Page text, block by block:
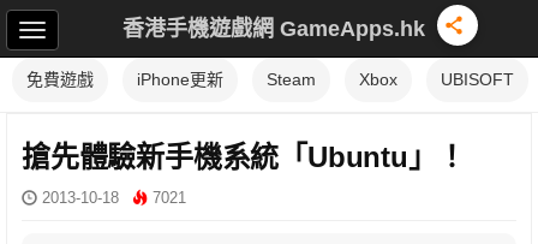
香港手機遊戲網 GameApps.hk
免費遊戲 iPhone更新 Steam Xbox UBISOFT
搶先體驗新手機系統「Ubuntu」！
2013-10-18 7021